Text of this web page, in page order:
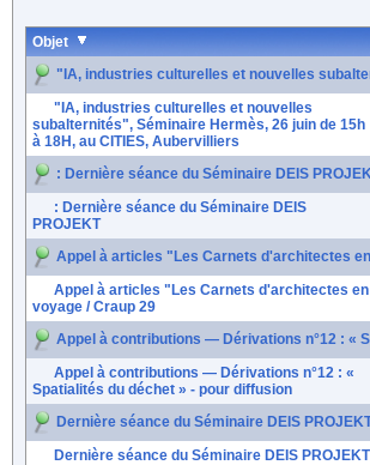
Objet
"IA, industries culturelles et nouvelles
"IA, industries culturelles et nouvelles
subalternités", Séminaire Hermès, 26 juin de 15h
à 18H, au CITIES, Aubervilliers
: Dernière séance du Séminaire DEIS
: Dernière séance du Séminaire DEIS
PROJEKT
Appel à articles "Les Carnets d'architectes
Appel à articles "Les Carnets d'architectes en
voyage / Craup 29
Appel à contributions — Dérivations n°12 : «
Appel à contributions — Dérivations n°12 : «
Spatialités du déchet » - pour diffusion
Dernière séance du Séminaire DEIS
Dernière séance du Séminaire DEIS PROJEKT